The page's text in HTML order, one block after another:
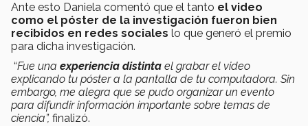
Ante esto Daniela comentó que el tanto el video
como el póster de la investigación fueron bien
recibidos en redes sociales lo que generó el premio
para dicha investigación.
“Fue una experiencia distinta el grabar el video
explicando tu póster a la pantalla de tu computadora. Sin
embargo, me alegra que se pudo organizar un evento
para difundir información importante sobre temas de
ciencia”, finalizó.